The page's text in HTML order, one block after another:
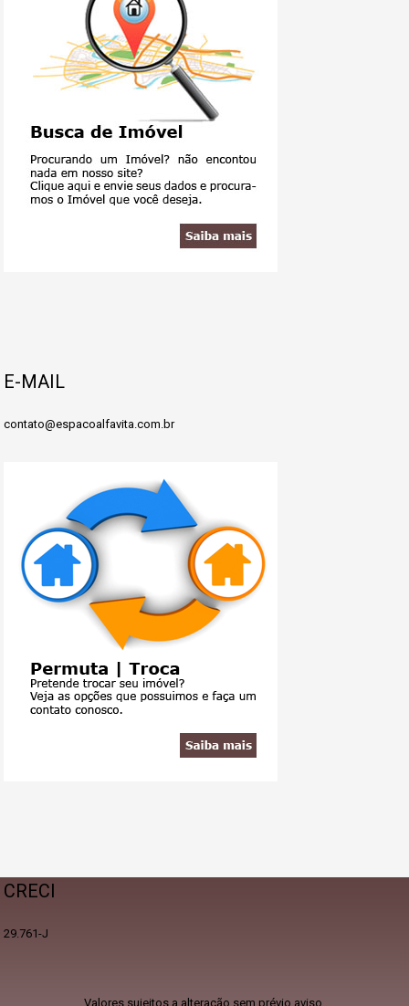
E-MAIL
contato@espacoalfavita.com.br
CRECI
29.761-J
Valores sujeitos a alteração sem prévio aviso.